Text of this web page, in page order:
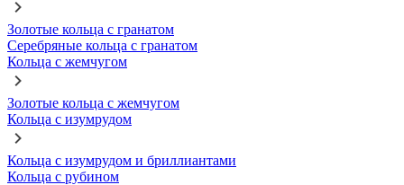
Золотые кольца с гранатом
Серебряные кольца с гранатом
Кольца с жемчугом
Золотые кольца с жемчугом
Кольца с изумрудом
Кольца с изумрудом и бриллиантами
Кольца с рубином